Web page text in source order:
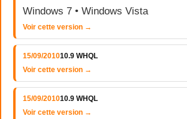
Windows 7 • Windows Vista
Voir cette version →
15/09/201010.9 WHQL
Voir cette version →
15/09/201010.9 WHQL
Voir cette version →